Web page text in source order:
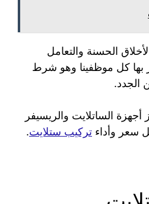
الحسنة والتعامل
بها كل موظفينا وهو شرط
الجدد.
أجهزة الساتلايت والريسيفر
سعر وأداء تركيب ستلايت.